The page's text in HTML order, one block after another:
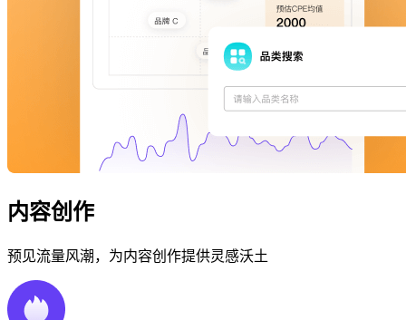
内容创作
预见流量风潮，为内容创作提供灵感沃土